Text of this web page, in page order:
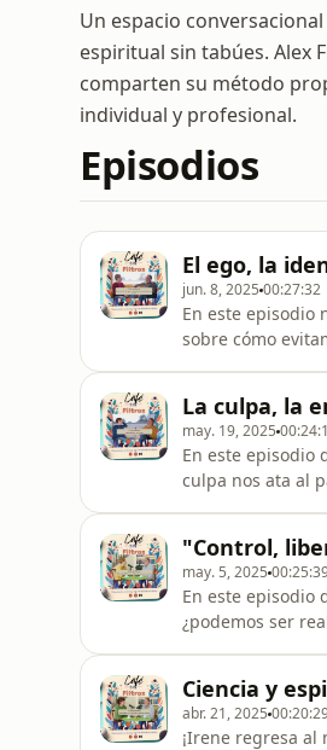
Un espacio
espiritual sin tabúes. Alex
comparten su método
individual y profesional.
Episodios
El ego, la
jun. 8, 2025 00:27:32
En este episodio
sobre cómo
¿Qué sucede
La culpa, la
may. 19, 2025
En este episodio
culpa nos ata al
culpa no exi
"Control,
may. 5, 2025
En este episodio
¿podemos ser
más profundos:
Ciencia y
abr. 21, 2025
¡Irene regresa